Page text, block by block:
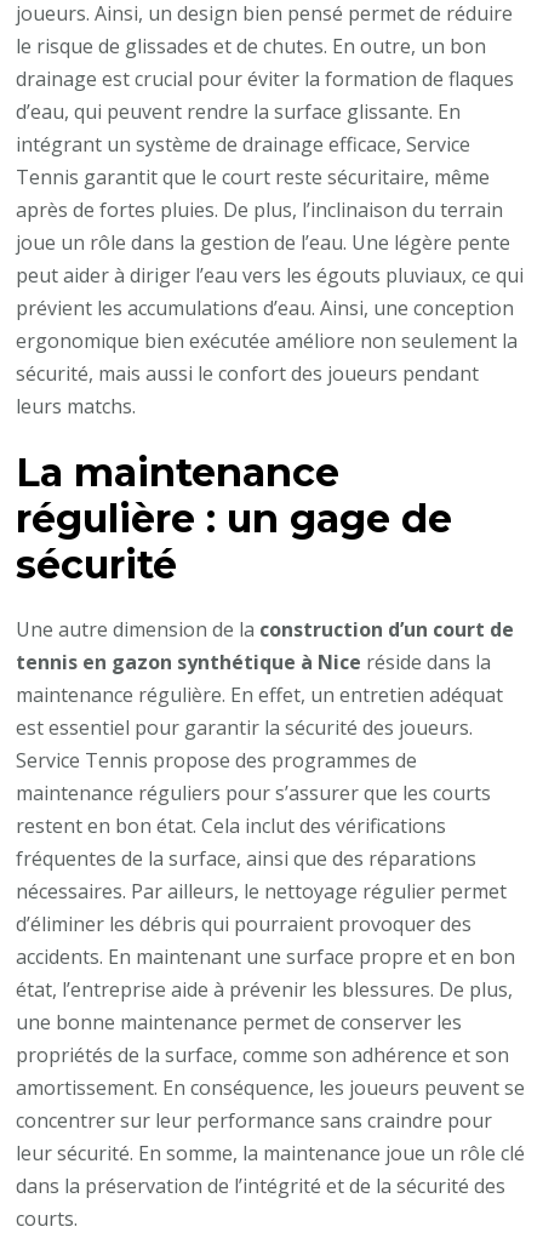
joueurs. Ainsi, un design bien pensé permet de réduire
le risque de glissades et de chutes. En outre, un bon
drainage est crucial pour éviter la formation de flaques
d’eau, qui peuvent rendre la surface glissante. En
intégrant un système de drainage efficace, Service
Tennis garantit que le court reste sécuritaire, même
après de fortes pluies. De plus, l’inclinaison du terrain
joue un rôle dans la gestion de l’eau. Une légère pente
peut aider à diriger l’eau vers les égouts pluviaux, ce qui
prévient les accumulations d’eau. Ainsi, une conception
ergonomique bien exécutée améliore non seulement la
sécurité, mais aussi le confort des joueurs pendant
leurs matchs.
La maintenance
régulière : un gage de
sécurité
Une autre dimension de la construction d’un court de
tennis en gazon synthétique à Nice réside dans la
maintenance régulière. En effet, un entretien adéquat
est essentiel pour garantir la sécurité des joueurs.
Service Tennis propose des programmes de
maintenance réguliers pour s’assurer que les courts
restent en bon état. Cela inclut des vérifications
fréquentes de la surface, ainsi que des réparations
nécessaires. Par ailleurs, le nettoyage régulier permet
d’éliminer les débris qui pourraient provoquer des
accidents. En maintenant une surface propre et en bon
état, l’entreprise aide à prévenir les blessures. De plus,
une bonne maintenance permet de conserver les
propriétés de la surface, comme son adhérence et son
amortissement. En conséquence, les joueurs peuvent se
concentrer sur leur performance sans craindre pour
leur sécurité. En somme, la maintenance joue un rôle clé
dans la préservation de l’intégrité et de la sécurité des
courts.